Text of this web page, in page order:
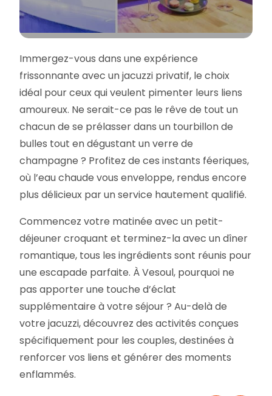
Immergez-vous dans une expérience
frissonnante avec un jacuzzi privatif, le choix
idéal pour ceux qui veulent pimenter leurs liens
amoureux. Ne serait-ce pas le rêve de tout un
chacun de se prélasser dans un tourbillon de
bulles tout en dégustant un verre de
champagne ? Profitez de ces instants féeriques,
où l’eau chaude vous enveloppe, rendus encore
plus délicieux par un service hautement qualifié.
Commencez votre matinée avec un petit-
déjeuner croquant et terminez-la avec un dîner
romantique, tous les ingrédients sont réunis pour
une escapade parfaite. À Vesoul, pourquoi ne
pas apporter une touche d’éclat
supplémentaire à votre séjour ? Au-delà de
votre jacuzzi, découvrez des activités conçues
spécifiquement pour les couples, destinées à
renforcer vos liens et générer des moments
enflammés.